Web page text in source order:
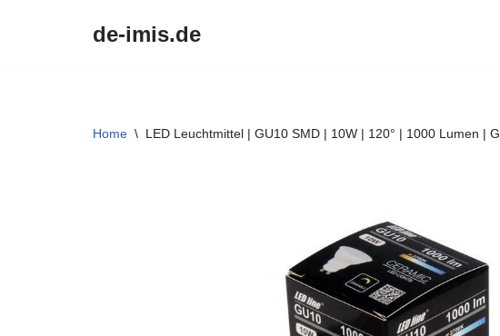
de-imis.de
Home \ LED Leuchtmittel | GU10 SMD | 10W | 120° | 1000 Lumen |